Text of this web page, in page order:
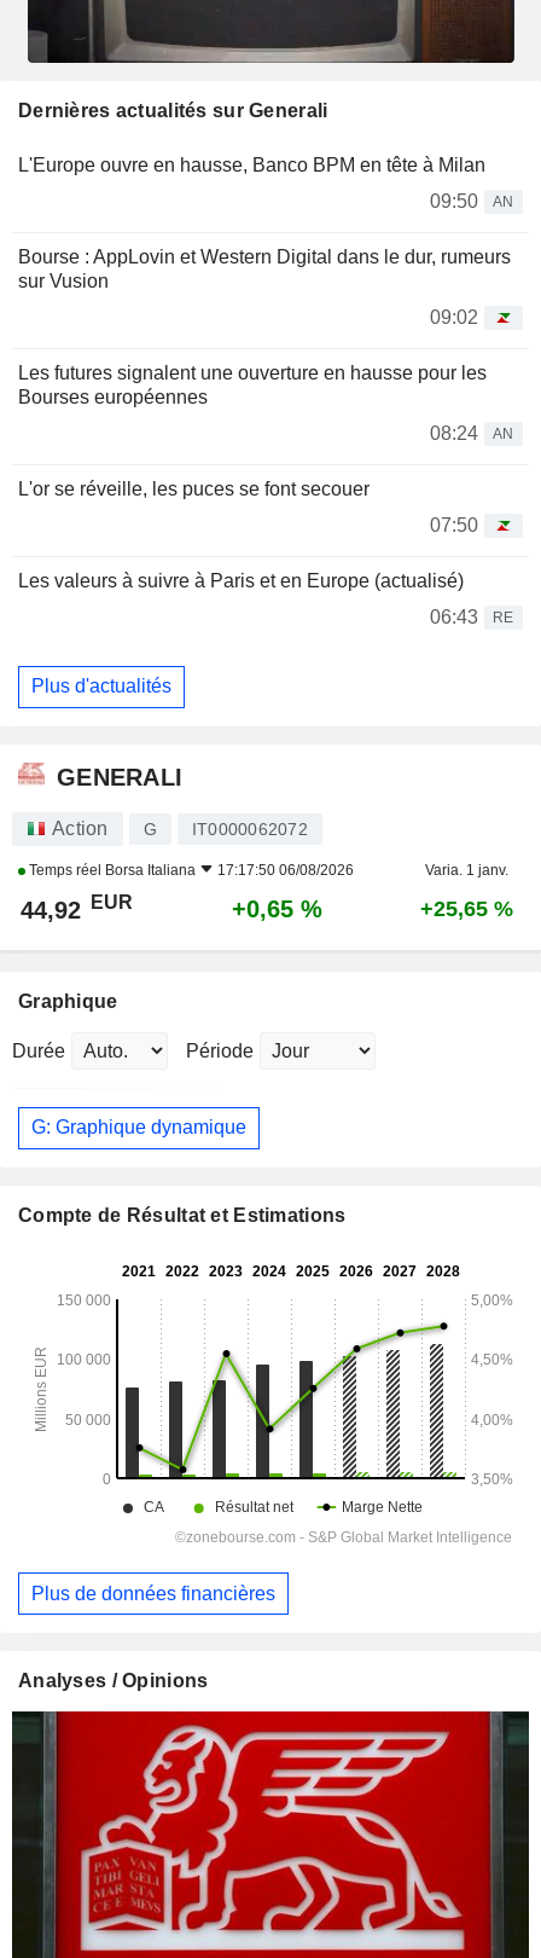
Dernières actualités sur Generali
L'Europe ouvre en hausse, Banco BPM en tête à Milan
09:50
AN
Bourse : AppLovin et Western Digital dans le dur, rumeurs
sur Vusion
09:02
Les futures signalent une ouverture en hausse pour les
Bourses européennes
08:24
AN
L'or se réveille, les puces se font secouer
07:50
Les valeurs à suivre à Paris et en Europe (actualisé)
06:43
RE
Plus d'actualités
GENERALI
Action G IT0000062072
Temps réel Borsa Italiana 17:17:50 06/08/2026 Varia. 1 janv.
44,92 EUR +0,65 % +25,65 %
Graphique
Durée Période
G: Graphique dynamique
Compte de Résultat et Estimations
Plus de données financières
Analyses / Opinions